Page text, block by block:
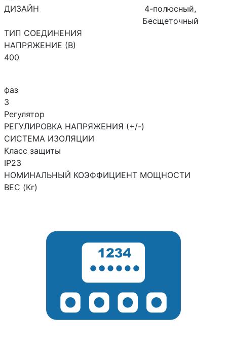
ДИЗАЙН
4-полюсный,
Бесщеточный
ТИП СОЕДИНЕНИЯ
НАПРЯЖЕНИЕ (В)
400
фаз
3
Регулятор
РЕГУЛИРОВКА НАПРЯЖЕНИЯ (+/-)
СИСТЕМА ИЗОЛЯЦИИ
Класс защиты
IP23
НОМИНАЛЬНЫЙ КОЭФФИЦИЕНТ МОЩНОСТИ
ВЕС (Кг)